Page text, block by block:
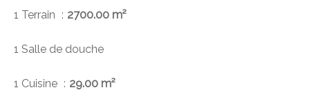
1 Terrain 2700.00 m²
1 Salle de douche
1 Cuisine 29.00 m²